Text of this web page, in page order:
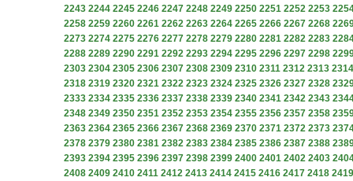
2243 2244 2245 2246 2247 2248 2249 2250 2251 2252 2253
2258 2259 2260 2261 2262 2263 2264 2265 2266 2267 2268
2273 2274 2275 2276 2277 2278 2279 2280 2281 2282 2283
2288 2289 2290 2291 2292 2293 2294 2295 2296 2297 2298
2303 2304 2305 2306 2307 2308 2309 2310 2311 2312 2313 2314
2318 2319 2320 2321 2322 2323 2324 2325 2326 2327 2328
2333 2334 2335 2336 2337 2338 2339 2340 2341 2342 2343
2348 2349 2350 2351 2352 2353 2354 2355 2356 2357 2358
2363 2364 2365 2366 2367 2368 2369 2370 2371 2372 2373
2378 2379 2380 2381 2382 2383 2384 2385 2386 2387 2388
2393 2394 2395 2396 2397 2398 2399 2400 2401 2402 2403
2408 2409 2410 2411 2412 2413 2414 2415 2416 2417 2418 2419